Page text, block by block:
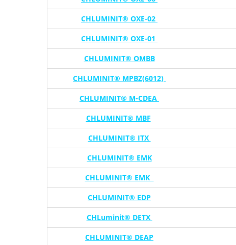
CHLUMINIT® OXE-02
CHLUMINIT® OXE-01
CHLUMINIT® OMBB
CHLUMINIT® MPBZ(6012)
CHLUMINIT® M-CDEA
CHLUMINIT® MBF
CHLUMINIT® ITX
CHLUMINIT® EMK
CHLUMINIT® EMK
CHLUMINIT® EDP
CHLuminit® DETX
CHLUMINIT® DEAP